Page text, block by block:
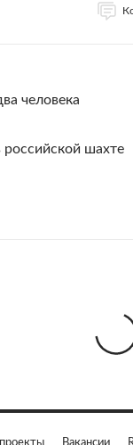
человека
российской шахте